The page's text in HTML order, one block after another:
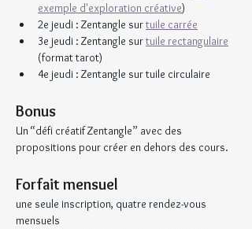
exemple d'exploration créative)
2e jeudi : Zentangle sur tuile carrée
3e jeudi : Zentangle sur tuile rectangulaire
(format tarot)
4e jeudi : Zentangle sur tuile circulaire
Bonus
Un “défi créatif Zentangle” avec des
propositions pour créer en dehors des cours.
Forfait mensuel
une seule inscription, quatre rendez-vous
mensuels